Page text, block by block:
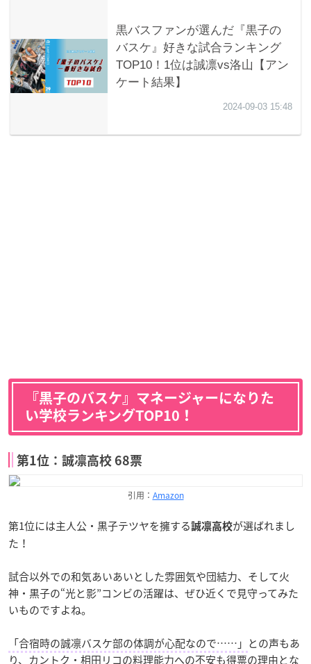
『黒子のバスケ』マネージャーになりた
い学校ランキングTOP10！
第1位：誠凛高校 68票
引用： Amazon
第1位には主人公・黒子テツヤを擁する誠凛高校が選ばれまし
た！
試合以外での和気あいあいとした雰囲気や団結力、そして火
神・黒子の“光と影”コンビの活躍は、ぜひ近くで見守ってみた
いものですよね。
「合宿時の誠凛バスケ部の体調が心配なので……」 との声もあ
り、カントク・相田リコの料理能力への不安も得票の理由とな